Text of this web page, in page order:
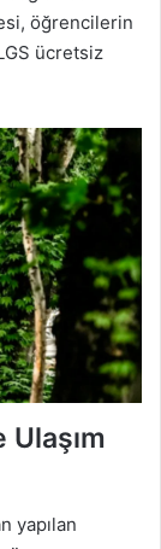
öğrencilerin
ücretsiz
Ulaşım
yapılan